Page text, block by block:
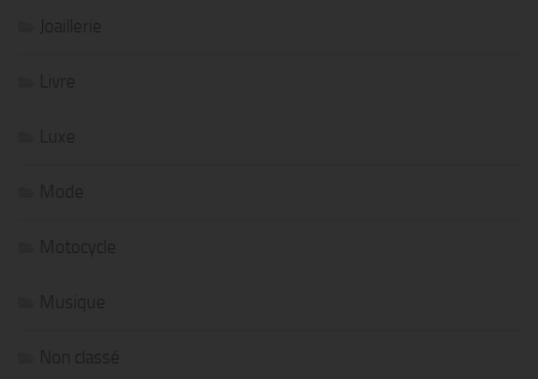
Joaillerie
Livre
Luxe
Mode
Motocycle
Musique
Non classé